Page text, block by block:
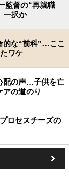
監督の“再就職
一択か
的な“前科”…ここ
ワケ
配の声…子供を亡
アの道のり
ロセスチーズの